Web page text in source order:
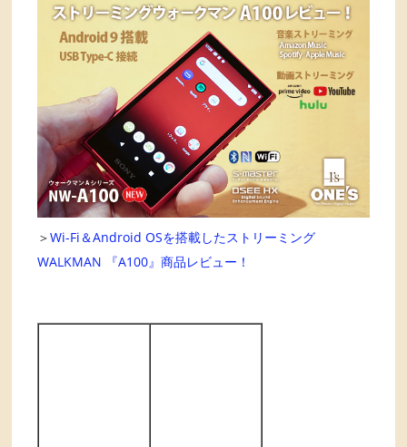
＞Wi-Fi＆Android OSを搭載したストリーミング
WALKMAN 『A100』商品レビュー！